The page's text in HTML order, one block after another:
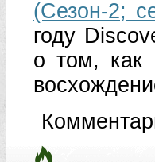
(Сезон-2;
году
о том, как